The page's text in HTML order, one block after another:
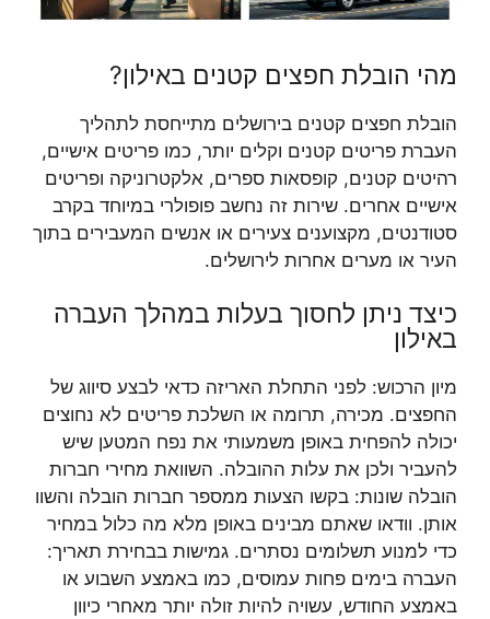
מהי הובלת חפצים קטנים באילון?
הובלת חפצים קטנים בירושלים מתייחסת לתהליך
העברת פריטים קטנים וקלים יותר, כמו פריטים אישיים,
רהיטים קטנים, קופסאות ספרים, אלקטרוניקה ופריטים
אישיים אחרים. שירות זה נחשב פופולרי במיוחד בקרב
סטודנטים, מקצוענים צעירים או אנשים המעבירים בתוך
העיר או מערים אחרות לירושלים.
כיצד ניתן לחסוך בעלות במהלך העברה
באילון
מיון הרכוש: לפני התחלת האריזה כדאי לבצע סיווג של
החפצים. מכירה, תרומה או השלכת פריטים לא נחוצים
יכולה להפחית באופן משמעותי את נפח המטען שיש
להעביר ולכן את עלות ההובלה. השוואת מחירי חברות
הובלה שונות: בקשו הצעות ממספר חברות הובלה והשוו
אותן. וודאו שאתם מבינים באופן מלא מה כלול במחיר
כדי למנוע תשלומים נסתרים. גמישות בבחירת תאריך:
העברה בימים פחות עמוסים, כמו באמצע השבוע או
באמצע החודש, עשויה להיות זולה יותר מאחרי כיוון